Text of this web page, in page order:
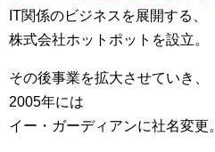
IT関係のビジネスを展開する、
株式会社ホットポットを設立。
その後事業を拡大させていき、
2005年には
イー・ガーディアンに社名変更。